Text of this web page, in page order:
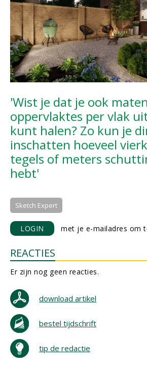
'Wist je dat je ook
oppervlaktes per vlak
kunt halen? Zo kun je
inschatten hoeveel
tegels of meters
hebt'
Sketch Expert
LOGIN met je e-mailadres om
REACTIES
Er zijn nog geen reacties.
download artikel
bestel tijdschrift
tip de redactie